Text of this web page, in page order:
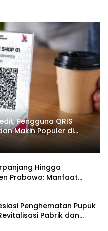
Pengguna QRIS
Makin Populer di
Hingga
Prabowo: Manfaat
Penghematan Pupuk
Pabrik dan